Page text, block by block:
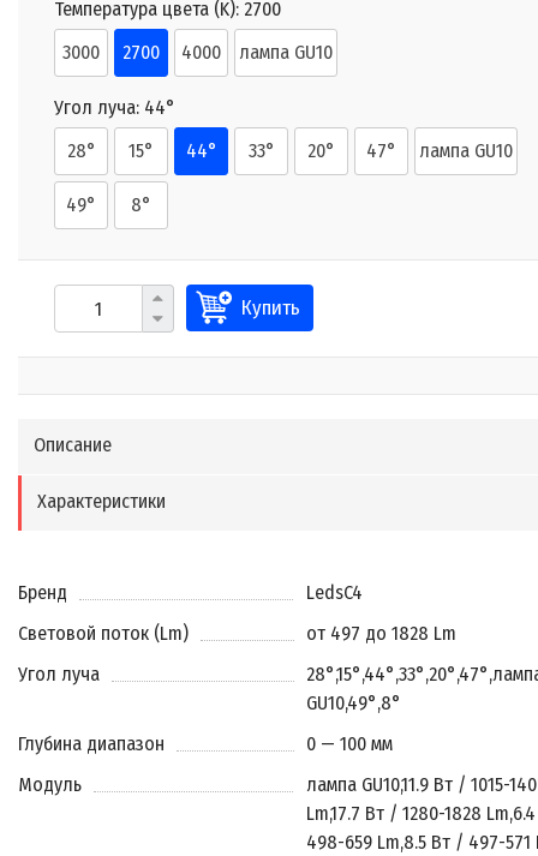
Температура цвета (K): 2700
3000
2700 4000 лампа GU10
Угол луча: 44°
28°
15° 44° 33° 20° 47° лампа GU10
49° 8°
Купить
Описание
Характеристики
Бренд
LedsC4
Световой поток (Lm)
от 497 до 1828 Lm
Угол луча
28°15°,44°,33°,20°,47°,
GU10,49°,8°
Глубина диапазон
0 — 100 мм
Модуль
лампа GU10,11.9 Вт / 1015-
Lm17.7 Вт / 1280-1828 Lm,
498-659 Lm,8.5 Вт / 497-571